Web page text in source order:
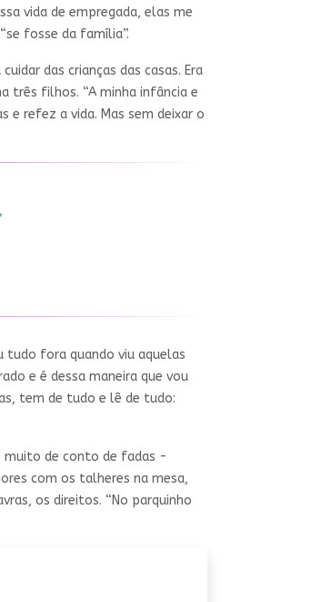
vida de empregada, elas me
fosse da família”.
das crianças das casas. Era
três filhos. “A minha infância e
e refez a vida. Mas sem deixar o
tudo fora quando viu aquelas
e é dessa maneira que vou
tem de tudo e lê de tudo:
muito de conto de fadas -
com os talheres na mesa,
os direitos. “No parquinho